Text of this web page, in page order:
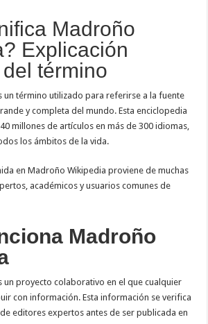
Madroño
Explicación
término
un término utilizado para referirse a la fuente
y completa del mundo. Esta enciclopedia
millones de artículos en más de 300 idiomas,
los ámbitos de la vida.
en Madroño Wikipedia proviene de muchas
académicos y usuarios comunes de
Madroño
un proyecto colaborativo en el que cualquier
con información. Esta información se verifica
editores expertos antes de ser publicada en